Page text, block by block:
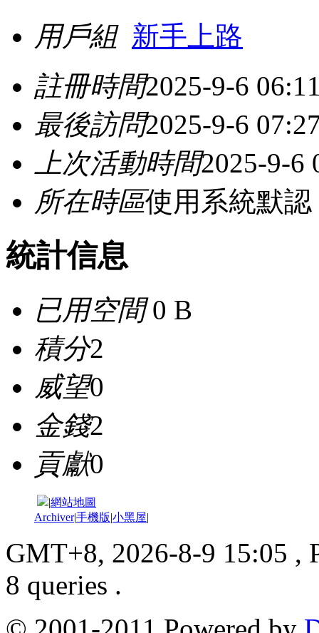
用戶組 新手上路
註冊時間2025-9-6
最後訪問2025-9-6
上次活動時間2025-9-6
所在時區使用系統默認
統計信息
已用空間0 B
積分2
威望0
金錢2
貢獻0
|網站地圖
Archiver|手機版|小黑屋|
GMT+8, 2026-8-9 15:05 ,
8 queries .